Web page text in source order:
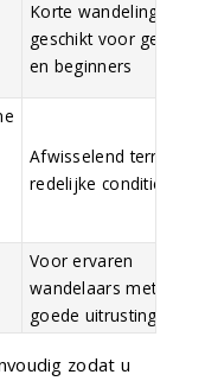
Korte wandelingen
geschikt voor
en beginners
Afwisselend terrein
redelijke conditie
Voor ervaren
wandelaars met
goede uitrusting
zodat u